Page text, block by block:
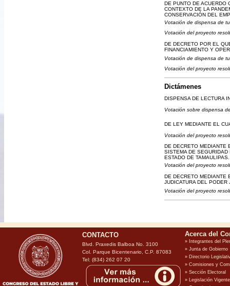
DE PUNTO DE ACUERDO
CONTEXTO DE LA
CONSERVACIÓN DEL
Votación de dispensa de
Votación del proyecto
DE DECRETO POR EL
FINANCIAMIENTO Y
Votación de dispensa de
Votación del proyecto
Dictámenes
DISPENSA DE LECTURA
Votación sobre dispensa
DE LEY MEDIANTE EL
Votación del proyecto
DE DECRETO MEDIANTE
SISTEMA DE
ESTADO DE TAMAULIPAS.
Votación del proyecto
DE DECRETO MEDIANTE
JUDICATURA DEL
Votación del proyecto
CONTACTO
Blvd. Praxedis Balboa No. 3100
Col. Parque Bicentenario, C.P. 87083
Tel: (834) 262 07 20